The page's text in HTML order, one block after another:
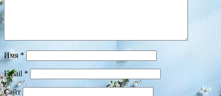
Имя *
Email *
Сайт